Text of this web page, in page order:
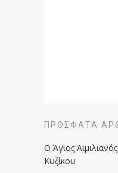
ΠΡΌΣΦΑΤΑ
Ο Άγιος
Κυζίκου